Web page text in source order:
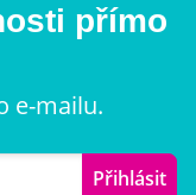
bílkovina z
pohanka,
draselný
přímo
e-mailu.
Přihlásit